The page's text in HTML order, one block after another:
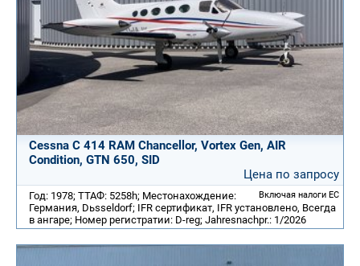
Cessna C 414 RAM Chancellor, Vortex Gen, AIR
Condition, GTN 650, SID
Цена по запросу
Включая налоги ЕС
Год: 1978; ТТАФ: 5258h; Местонахождение:
Германия, Dьsseldorf; IFR сертификат, IFR установлено, Всегда
в ангаре; Номер регистратии: D-reg; Jahresnachpr.: 1/2026